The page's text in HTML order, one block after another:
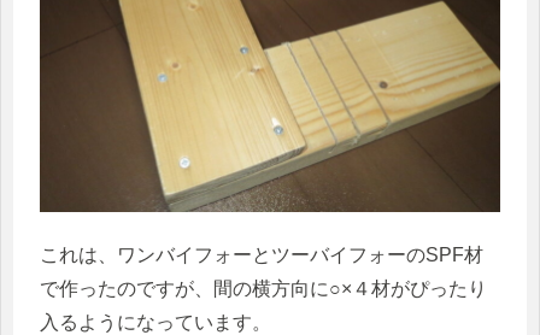
これは、ワンバイフォーとツーバイフォーのSPF材
で作ったのですが、間の横方向に○×４材がぴったり
入るようになっています。